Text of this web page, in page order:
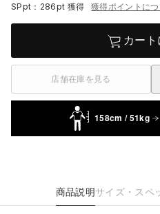
SPpt：286pt 獲得 獲得ポイントに
カート
店舗在庫を見る
158cm / 51kg
商品説明サイズ・スペ